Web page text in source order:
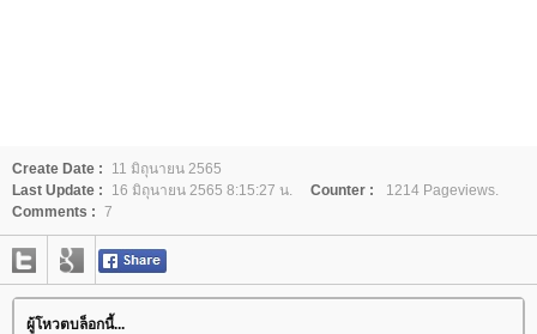
Create Date :
11 มิถุนายน 2565
Last Update :
16 มิถุนายน 2565 8:15:27 น. Counter :
1214 Pageviews.
Comments : 7
ผู้โหวตบล็อกนี้...